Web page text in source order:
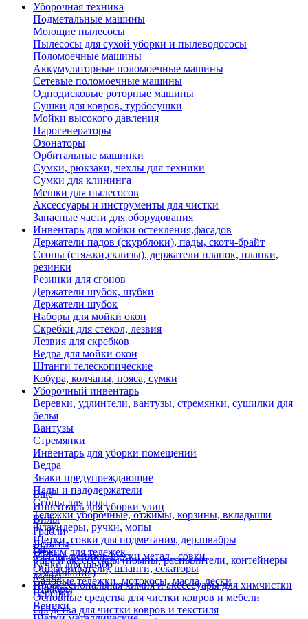
Уборочная техника
Подметальные машины
Моющие пылесосы
Пылесосы для сухой уборки и пылеводососы
Поломоечные машины
Аккумуляторные поломоечные машины
Сетевые поломоечные машины
Однодисковые роторные машины
Сушки для ковров, турбосушки
Мойки высокого давления
Парогенераторы
Озонаторы
Орбитальные машинки
Сумки, рюкзаки, чехлы для техники
Сумки для клининга
Мешки для пылесосов
Аксессуары и инструменты для чистки
Запасные части для оборудования
Инвентарь для мойки остекления,фасадов
Держатели падов (скурблоки), пады, скотч-брайт
Сгоны (стяжки,склизы), держатели планок, планки,
резинки
Резинки для сгонов
Держатели шубок, шубки
Держатели шубок
Наборы для мойки окон
Скребки для стекол, лезвия
Лезвия для скребков
Ведра для мойки окон
Штанги телескопические
Кобура, колчаны, пояса, сумки
Уборочный инвентарь
Веревки, удлинтели, вантузы, стремянки, сушилки для
белья
Вантузы
Стремянки
Инвентарь для уборки помещений
Ведра
Знаки предупреждающие
Пады и падодержатели
Сгоны для пола
Тележки уборочные, отжимы, корзины, вкладыши
Флаундеры, ручки, мопы
Щетки, совки для подметания, дер.швабры
Отжим для тележек
Ручки для швабр
Мопы
Швабры
Еще
Инвентарь для уборки улиц
Вилы
Грабли
Лопаты
Метлы, веники, щетки метал., совки
Опрыскиватели, шланги, секаторы
Садовые тележки, мотокосы, масла, лески
Черенки
Веники
Еще
Тара и аксессуары (помпы, распылители, контейнеры
замачивания)
Профессиональная химия и акссесуары для химчистки
Основные средства для чистки ковров и мебели
Средства для чистки ковров и текстиля